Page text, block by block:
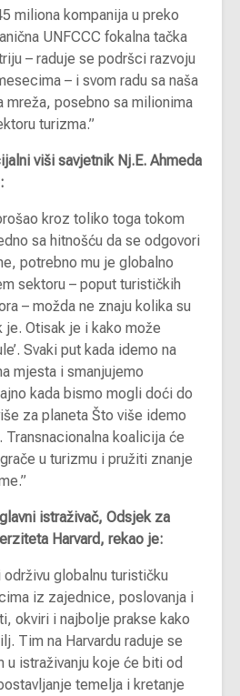
miliona kompanija u preko
UNFCCC fokalna tačka
– raduje se podršci razvoju
– i svom radu sa naša
mreža, posebno sa milionima
turizma.”
viši savjetnik Nj.E. Ahmeda
kroz toliko toga tokom
sa hitnošću da se odgovori
potrebno mu je globalno
sektoru – poput turističkih
– možda ne znaju kolika su
je. Otisak je i kako može
Svaki put kada idemo na
mjesta i smanjujemo
kada bismo mogli doći do
za planeta Što više idemo
koalicija će
u turizmu i pružiti znanje
istraživač, Odsjek za
Harvard, rekao je:
globalnu turističku
iz zajednice, poslovanja i
okviri i najbolje prakse kako
Tim na Harvardu raduje se
u istraživanju koje će biti od
temelja i kretanje